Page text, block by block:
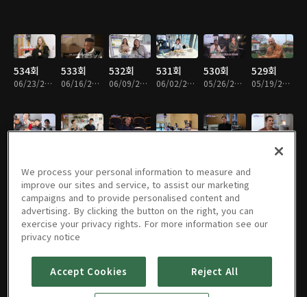
534회
06/23/2026 • 49분
533회
06/16/2026 • 49분
532회
06/09/2026 • 48분
531회
06/02/2026 • 49분
530회
05/26/2026 • 49분
529회
05/19/2026 • 49분
523회
522회
03/17/2026 • 49분
521회 520회 519회 518회 517회
We process your personal information to measure and
improve our sites and service, to assist our marketing
campaigns and to provide personalised content and
advertising. By clicking the button on the right, you can
exercise your privacy rights. For more information see our
privacy notice
Accept Cookies Reject All